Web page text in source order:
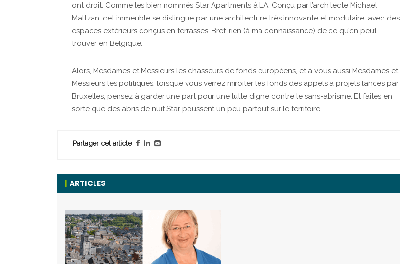
ont droit. Comme les bien nommés Star Apartments à LA. Conçu par l’architecte Michael
Maltzan, cet immeuble se distingue par une architecture très innovante et modulaire, avec des
espaces extérieurs conçus en terrasses. Bref, rien (à ma connaissance) de ce qu’on peut
trouver en Belgique.
Alors, Mesdames et Messieurs les chasseurs de fonds européens, et à vous aussi Mesdames et
Messieurs les politiques, lorsque vous verrez miroiter les fonds des appels à projets lancés par
Bruxelles, pensez à garder une part pour une lutte digne contre le sans-abrisme. Et faites en
sorte que des abris de nuit Star poussent un peu partout sur le territoire.
Partager cet article
ARTICLES